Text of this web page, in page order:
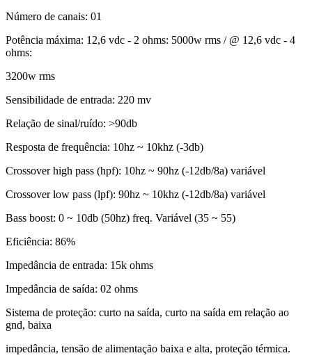
Número de canais: 01
Potência máxima: 12,6 vdc - 2 ohms: 5000w rms / @ 12,6 vdc - 4
ohms:
3200w rms
Sensibilidade de entrada: 220 mv
Relação de sinal/ruído: >90db
Resposta de frequência: 10hz ~ 10khz (-3db)
Crossover high pass (hpf): 10hz ~ 90hz (-12db/8a) variável
Crossover low pass (lpf): 90hz ~ 10khz (-12db/8a) variável
Bass boost: 0 ~ 10db (50hz) freq. Variável (35 ~ 55)
Eficiência: 86%
Impedância de entrada: 15k ohms
Impedância de saída: 02 ohms
Sistema de proteção: curto na saída, curto na saída em relação ao
gnd, baixa
impedância, tensão de alimentação baixa e alta, proteção térmica.